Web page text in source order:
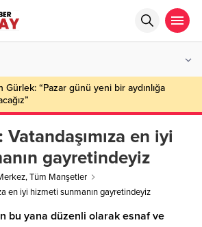
Gürlek: “Pazar günü yeni bir aydınlığa
en iyi
gayretindeyiz
,Tüm Manşetler
en iyi hizmeti sunmanın gayretindeyiz
bu yana düzenli olarak esnaf ve